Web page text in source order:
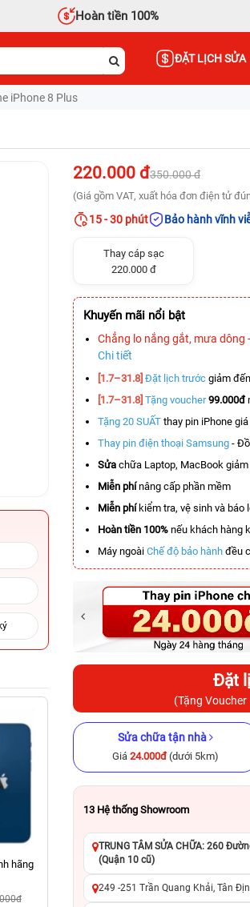
Hoàn tiền 100%
ĐẶT LỊCH SỬA
iPhone 8 Plus
hãng
iPhone 14 Pro 512GB Cũ chính
hãng
14.090.000đ
17.990.000đ
-3.900.000đ -
220.000 đ350.000 đ
(Giá gồm VAT, xuất hóa đơn điện tử
15 - 30 phút Bảo hành vĩnh
Thay cáp sạc
220.000 đ
Khuyến mãi nổi bật
Chẳng lo nắng gắt, mưa dông
Chi tiết
[1.7–31.8] Đặt lịch trước giảm đến
[1.7–31.8] Tặng voucher 99.000đ
Tặng 20 SUẤT thay pin iPhone giá
Thay pin điện thoại Samsung -
Sửa chữa Laptop, MacBook giảm
Miễn phínâng cấp phần mềm
Miễn phíkiểm tra, vệ sinh và báo
Hoàn tiền 100% nếu khách hàng
Máy ngoài Chế độ bảo hành đều
Đặt
(Tặng
Sửa chữa tận nhà
Giá 24.000đ(dưới 5km)
13 Hệ thống Showroom
TRUNG TÂM SỬA CHỮA: 260
(Quận 10 cũ)
249 -251 Trần Quang Khải, Tân